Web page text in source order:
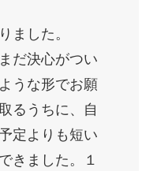
ました。
だ決心がつい
うな形でお願
るうちに、自
定よりも短い
きました。１